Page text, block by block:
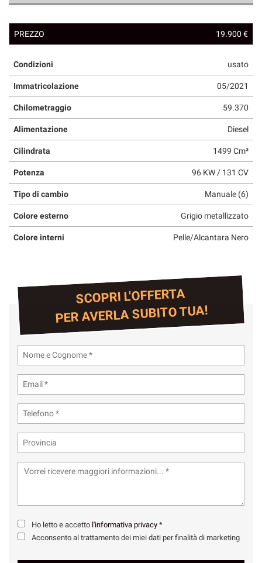
PREZZO 19.900 €
Condizioni usato
Immatricolazione 05/2021
Chilometraggio 59.370
Alimentazione Diesel
Cilindrata 1499 Cm³
Potenza 96 KW / 131 CV
Tipo di cambio Manuale (6)
Colore esterno Grigio metallizzato
Colore interni Pelle/Alcantara Nero
SCOPRI L'OFFERTA
PER AVERLA SUBITO TUA!
Ho letto e accetto l'informativa privacy *
Acconsento al trattamento dei miei dati per finalità di marketing